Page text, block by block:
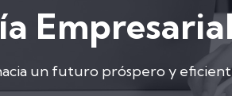
un futuro próspero y